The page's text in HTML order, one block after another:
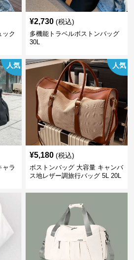
ック
¥2,730 (税込)
多機能トラベルボストンバッグ
30L
人気
ャラ
人気
¥5,180 (税込)
ボストンバッグ 大容量 キャンバ
ス地レザー調旅行バッグ 5L 20L